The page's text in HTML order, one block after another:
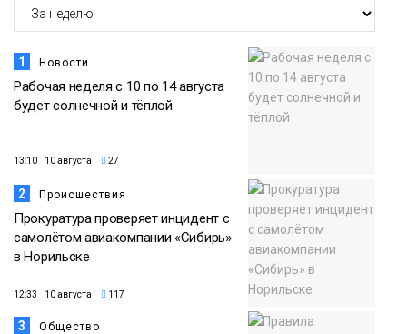
1 Новости
Рабочая неделя с 10 по 14 августа
будет солнечной и тёплой
13:10 10 августа 27
2 Происшествия
Прокуратура проверяет инцидент с
самолётом авиакомпании «Сибирь»
в Норильске
12:33 10 августа 117
3 Общество